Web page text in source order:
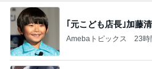
｢元こども店長｣加藤
Amebaトピックス 23時